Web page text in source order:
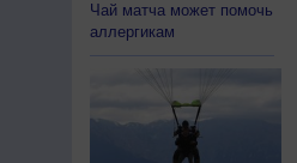
Чай матча может помочь
аллергикам